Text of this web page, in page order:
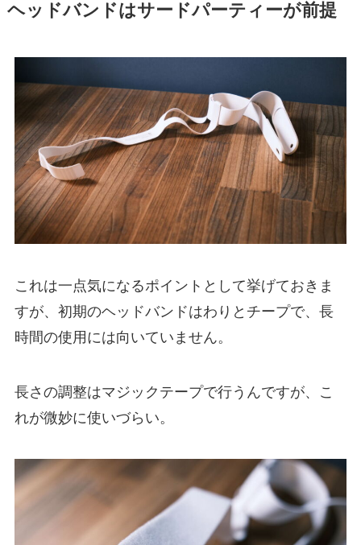
ヘッドバンドはサードパーティーが前提
これは一点気になるポイントとして挙げておきま
すが、初期のヘッドバンドはわりとチープで、長
時間の使用には向いていません。
長さの調整はマジックテープで行うんですが、こ
れが微妙に使いづらい。